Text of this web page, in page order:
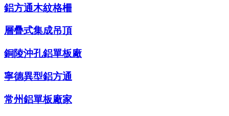
鋁方通木紋格柵
層疊式集成吊頂
銅陵沖孔鋁單板廠
寧德異型鋁方通
常州鋁單板廠家